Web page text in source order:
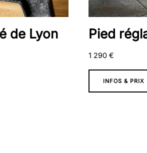
de Lyon Pied
1 290€
INFOS & PRIX